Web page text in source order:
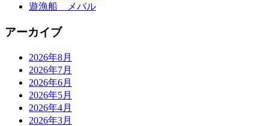
遊漁船 メバル
アーカイブ
2026年8月
2026年7月
2026年6月
2026年5月
2026年4月
2026年3月